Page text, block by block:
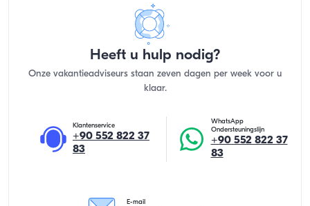
Heeft u hulp nodig?
Onze vakantieadviseurs staan zeven dagen per week voor u
klaar.
Klantenservice
+90 552 822 37
83
WhatsApp
Ondersteuningslijn
+90 552 822 37
83
E-mail